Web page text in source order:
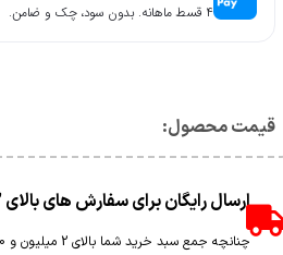
۴ قسط ماهانه. بدون سود، چک و ضامن.
قیمت محصول:​
ارسال رایگان برای سفارش های بالای 2 میلیون و 500 هزار تومان(غیر حجمی)
چنانچه جمع سبد خرید شما بالای 2 میلیون و 500 هزار تومان شود هزینه پست برای شما به صورت رایگان محاسبه خواهد شد.